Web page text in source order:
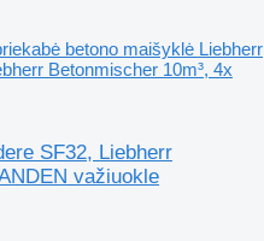
betono maišyklė Liebherr
Betonmischer 10m³, 4x
SF32, Liebherr
važiuokle